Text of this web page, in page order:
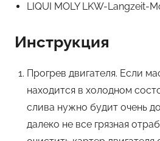
LIQUI MOLY LKW-Langzeit-
Инструкция
Прогрев двигателя. Если
находится в холодном
слива нужно будит очень
далеко не все грязная